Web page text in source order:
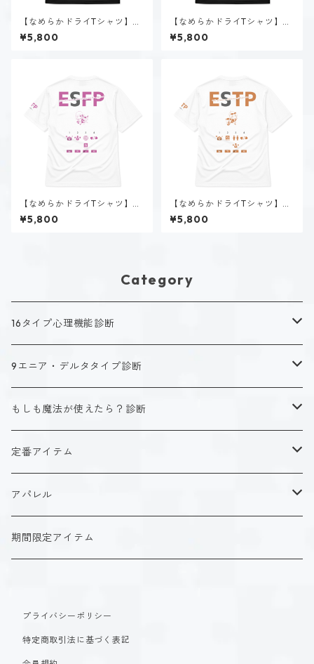
【なめらかドライTシャツ】タ
イプ５-考える人（ダーク）｜
ブラック
¥5,800
【なめらかドライTシャツ】大
神 楓（ESTJ）｜ブラック
¥5,800
【なめらかドライTシャツ】春
風 陽菜（ESFP）｜ホワイト
¥5,800
【なめらかドライTシャツ】速
瀬 美姫（ESTP）｜ホワイト
¥5,800
Category
16タイプ心理機能診断
キャラクタータイプ
ISTJ（新田 理央）
ISFJ（花園 明日香）
INFP（夜月 夢乃）
定番アイテム
アクリルストラップ
アクリルスタンド
9エニア・デルタタイプ診断
キャラクタータイプ
タイプ１-正す人
タイプ２-助ける人
ホーリーデザイン
ダークデザイン
定番アイテム
アクリルスタンド
マグカップ
もしも魔法が使えたら？診断
魔法スタイル
生命魔法~Vitality~
自然魔法~Elemental~
創造魔法~Genesis~
αシリーズ
βシリーズ
アクリルストラップ
アクリルスタンド
定番アイテム
アクリルストラップ
アクリルスタンド
アパレル
Tシャツ
パーカー
期間限定アイテム
プライバシーポリシー
特定商取引法に基づく表記